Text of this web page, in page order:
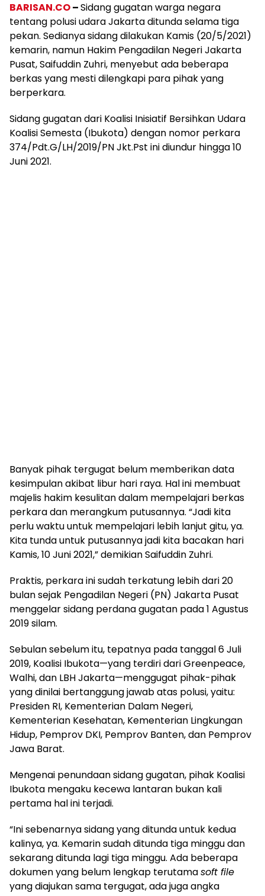
BARISAN.CO–Sidang gugatan warga negara
tentang polusi udara Jakarta ditunda selama tiga
pekan. Sedianya sidang dilakukan Kamis (20/5/2021)
kemarin, namun Hakim Pengadilan Negeri Jakarta
Pusat, Saifuddin Zuhri, menyebut ada beberapa
berkas yang mesti dilengkapi para pihak yang
berperkara.
Sidang gugatan dari Koalisi Inisiatif Bersihkan Udara
Koalisi Semesta (Ibukota) dengan nomor perkara
374/Pdt.G/LH/2019/PN Jkt.Pst ini diundur hingga 10
Juni 2021.
Banyak pihak tergugat belum memberikan data
kesimpulan akibat libur hari raya. Hal ini membuat
majelis hakim kesulitan dalam mempelajari berkas
perkara dan merangkum putusannya. “Jadi kita
perlu waktu untuk mempelajari lebih lanjut gitu, ya.
Kita tunda untuk putusannya jadi kita bacakan hari
Kamis, 10 Juni 2021,” demikian Saifuddin Zuhri.
Praktis, perkara ini sudah terkatung lebih dari 20
bulan sejak Pengadilan Negeri (PN) Jakarta Pusat
menggelar sidang perdana gugatan pada 1 Agustus
2019 silam.
Sebulan sebelum itu, tepatnya pada tanggal 6 Juli
2019, Koalisi Ibukota—yang terdiri dari Greenpeace,
Walhi, dan LBH Jakarta—menggugat pihak-pihak
yang dinilai bertanggung jawab atas polusi, yaitu:
Presiden RI, Kementerian Dalam Negeri,
Kementerian Kesehatan, Kementerian Lingkungan
Hidup, Pemprov DKI, Pemprov Banten, dan Pemprov
Jawa Barat.
Mengenai penundaan sidang gugatan, pihak Koalisi
Ibukota mengaku kecewa lantaran bukan kali
pertama hal ini terjadi.
“Ini sebenarnya sidang yang ditunda untuk kedua
kalinya, ya. Kemarin sudah ditunda tiga minggu dan
sekarang ditunda lagi tiga minggu. Ada beberapa
dokumen yang belum lengkap terutamasoft file
yang diajukan sama tergugat, ada juga angka